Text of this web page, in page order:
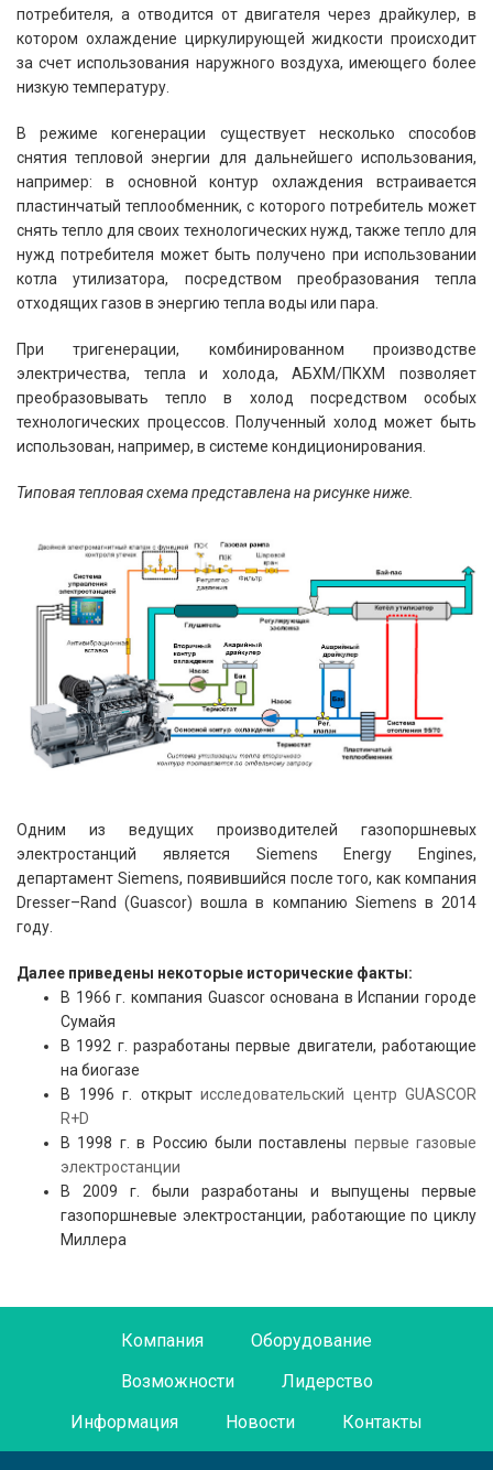
потребителя, а отводится от двигателя через драйкулер, в
котором охлаждение циркулирующей жидкости происходит
за счет использования наружного воздуха, имеющего более
низкую температуру.
В режиме когенерации существует несколько способов
снятия тепловой энергии для дальнейшего использования,
например: в основной контур охлаждения встраивается
пластинчатый теплообменник, с которого потребитель может
снять тепло для своих технологических нужд, также тепло для
нужд потребителя может быть получено при использовании
котла утилизатора, посредством преобразования тепла
отходящих газов в энергию тепла воды или пара.
При тригенерации, комбинированном производстве
электричества, тепла и холода, АБХМ/ПКХМ позволяет
преобразовывать тепло в холод посредством особых
технологических процессов. Полученный холод может быть
использован, например, в системе кондиционирования.
Типовая тепловая схема представлена на рисунке ниже.
Одним из ведущих производителей газопоршневых
электростанций является Siemens Energy Engines,
департамент Siemens, появившийся после того, как компания
Dresser–Rand (Guascor) вошла в компанию Siemens в 2014
году.
Далее приведены некоторые исторические факты:
В 1966 г. компания Guascor основана в Испании городе
Сумайя
В 1992 г. разработаны первые двигатели, работающие
на биогазе
В 1996 г. открыт исследовательский центр GUASCOR
R+D
В 1998 г. в Россию были поставлены первые газовые
электростанции
В 2009 г. были разработаны и выпущены первые
газопоршневые электростанции, работающие по циклу
Миллера
Компания
Оборудование
Возможности
Лидерство
Информация
Новости Контакты